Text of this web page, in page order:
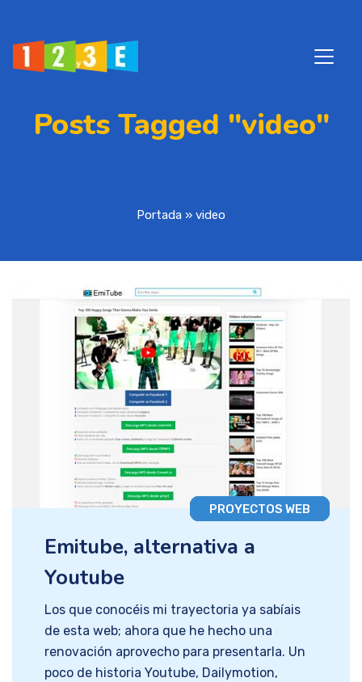
Posts Tagged "video"
Portada » video
PROYECTOS WEB
Emitube, alternativa a
Youtube
Los que conocéis mi trayectoria ya sabíais
de esta web; ahora que he hecho una
renovación aprovecho para presentarla. Un
poco de historia Youtube, Dailymotion,